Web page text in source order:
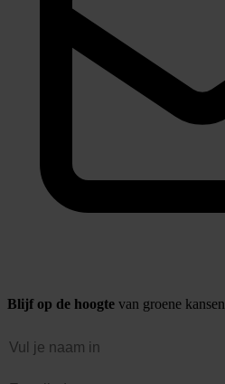
Blijf op de hoogte van groene kansen